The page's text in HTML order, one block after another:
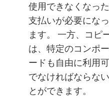
使用できなくなっ
支払いが必要にな
ます。 一方、コピ
は、特定のコンポ
ードも自由に利用
でなければならな
とができます。